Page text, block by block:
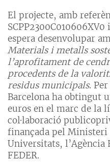
El projecte, amb
espera desenvolupar
Materials i metalls
l’aprofitament de
procedents de la
residus municipals.
Barcelona ha obtingut
euros en el marc de la
col·laboració
finançada pel Ministeri
Universitats, l’Agència
FEDER.